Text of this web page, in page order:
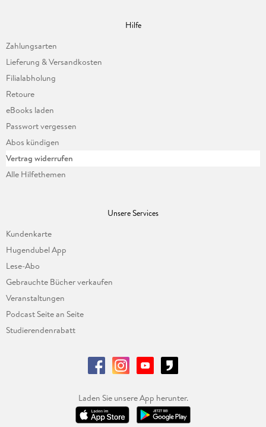
Hilfe
Zahlungsarten
Lieferung & Versandkosten
Filialabholung
Retoure
eBooks laden
Passwort vergessen
Abos kündigen
Vertrag widerrufen
Alle Hilfethemen
Unsere Services
Kundenkarte
Hugendubel App
Lese-Abo
Gebrauchte Bücher verkaufen
Veranstaltungen
Podcast Seite an Seite
Studierendenrabatt
Laden Sie unsere App herunter.